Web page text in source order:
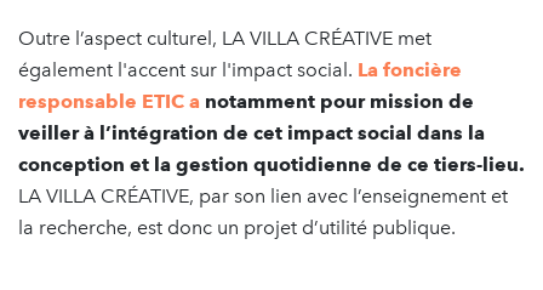
Outre l’aspect culturel, LA VILLA CRÉATIVE met
également l'accent sur l'impact social. La foncière
responsable ETIC a notamment pour mission de
veiller à l’intégration de cet impact social dans la
conception et la gestion quotidienne de ce tiers-lieu.
LA VILLA CRÉATIVE, par son lien avec l’enseignement et
la recherche, est donc un projet d’utilité publique.